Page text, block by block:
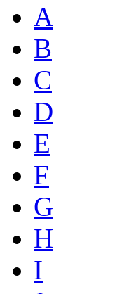
A
B
C
D
E
F
G
H
I